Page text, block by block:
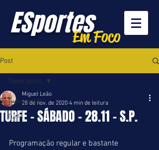
ESportesEm Foco
Post
Todos posts
Turfe
Todos posts
TURFE - SÁBADO - 28.11 - S.P.
Miguel Leão
28 de nov. de 2020 4 min de leitura
Programação regular e bastante